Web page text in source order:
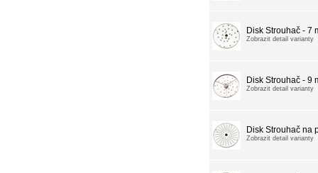
Disk Strouhač - 7
Zobrazit detail varianty
Disk Strouhač - 9
Zobrazit detail varianty
Disk Strouhač na
Zobrazit detail varianty